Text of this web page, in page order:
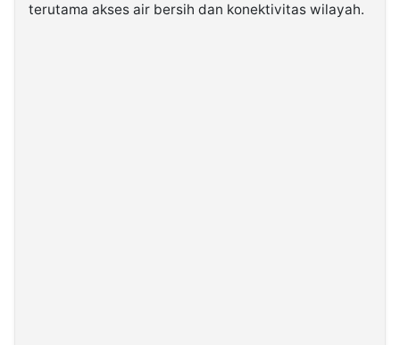
terutama akses air bersih dan konektivitas wilayah.